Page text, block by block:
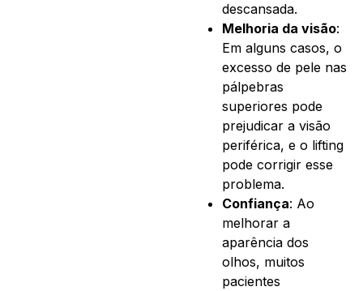
descansada.
Melhoria da visão:
Em alguns casos, o
excesso de pele nas
pálpebras
superiores pode
prejudicar a visão
periférica, e o lifting
pode corrigir esse
problema.
Confiança: Ao
melhorar a
aparência dos
olhos, muitos
pacientes